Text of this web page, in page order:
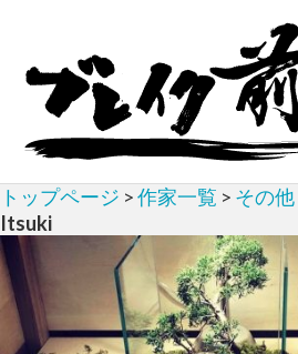
トップページ >作家一覧 > その他
Itsuki